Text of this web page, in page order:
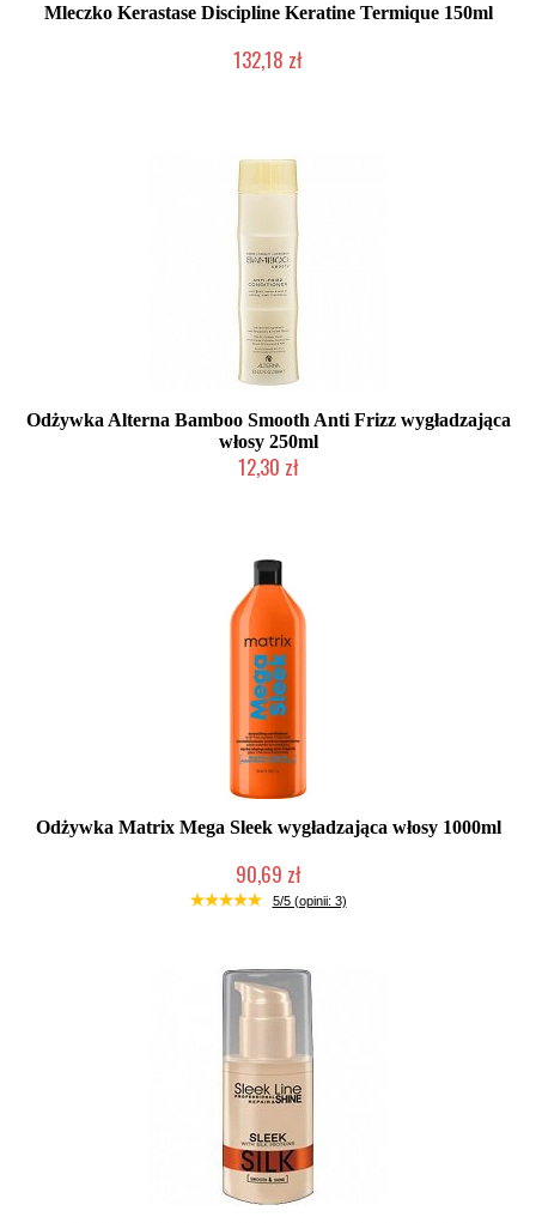
Mleczko Kerastase Discipline Keratine Termique 150ml
132,18 zł
Odżywka Alterna Bamboo Smooth Anti Frizz wygładzająca
włosy 250ml
12,30 zł
Odżywka Matrix Mega Sleek wygładzająca włosy 1000ml
90,69 zł
Duża ilość (wysyłka w 24h)
5/5 (opinii: 3)